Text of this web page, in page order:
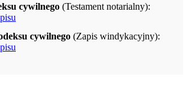
cywilnego (Testament notarialny):
cywilnego (Zapis windykacyjny):